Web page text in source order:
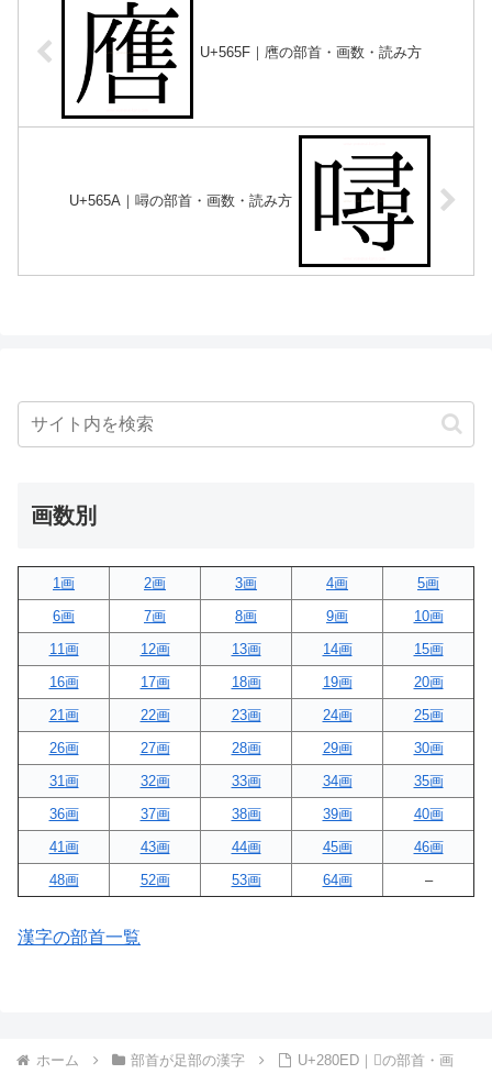
U+565F｜噟の部首・画数・読み方
U+565A｜噚の部首・画数・読み方
画数別
1画 2画 3画 4画
5画
6画
7画 8画 9画
10画
11画
12画 13画 14画
15画
16画
17画 18画 19画
20画
21画
22画 23画 24画
25画
26画
27画 28画 29画
30画
31画
32画 33画 34画
35画
36画
37画 38画 39画
40画
41画
43画 44画 45画
46画
48画
52画 53画 64画 –
漢字の部首一覧
ホーム 部首が足部の漢字 U+280ED｜𨃭の部首・画